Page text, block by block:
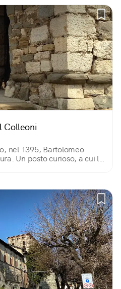
Colleoni
nel 1395, Bartolomeo
Un posto curioso, a cui le